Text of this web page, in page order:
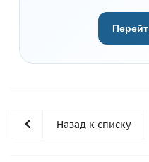
Назад к списку